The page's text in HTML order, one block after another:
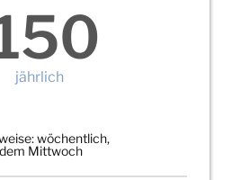
jährlich
wöchentlich,
Mittwoch